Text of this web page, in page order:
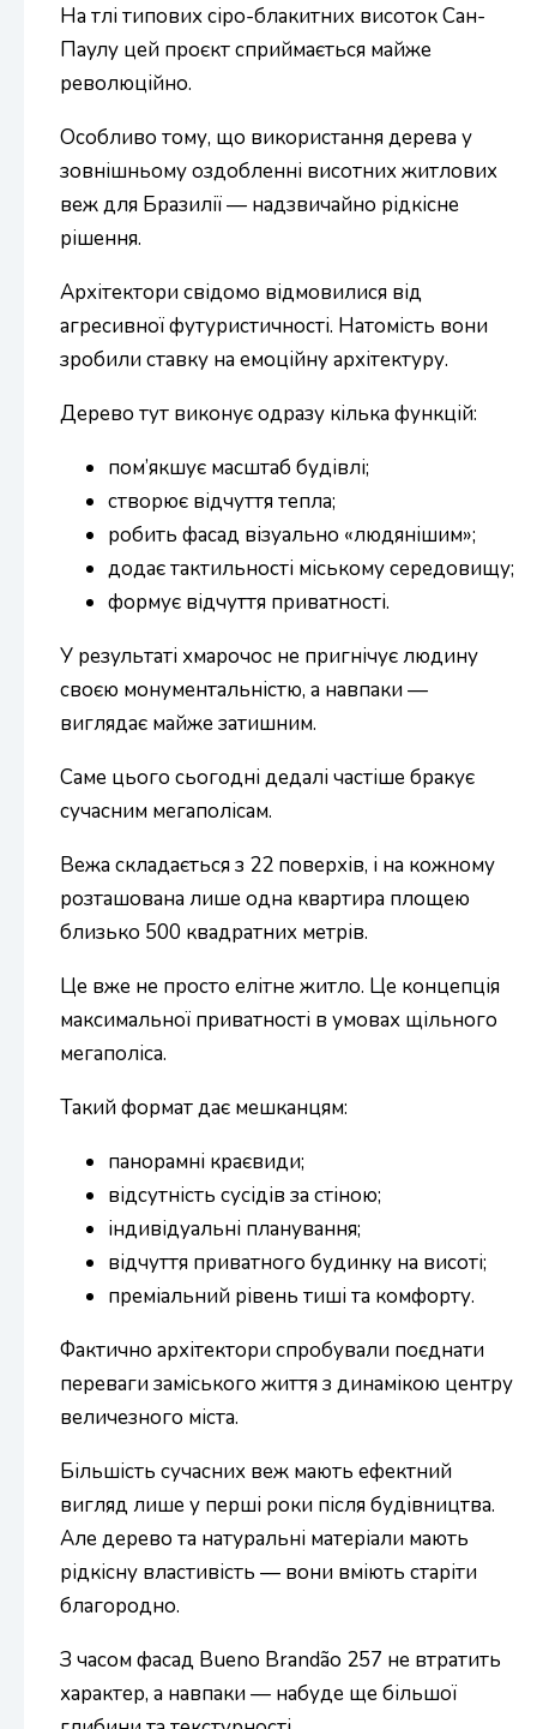
На тлі типових сіро-блакитних висоток Сан-
Паулу цей проєкт сприймається майже
революційно.
Особливо тому, що використання дерева у
зовнішньому оздобленні висотних житлових
веж для Бразилії — надзвичайно рідкісне
рішення.
Архітектори свідомо відмовилися від
агресивної футуристичності. Натомість вони
зробили ставку на емоційну архітектуру.
Дерево тут виконує одразу кілька функцій:
пом’якшує масштаб будівлі;
створює відчуття тепла;
робить фасад візуально «людянішим»;
додає тактильності міському середовищу;
формує відчуття приватності.
У результаті хмарочос не пригнічує людину
своєю монументальністю, а навпаки —
виглядає майже затишним.
Саме цього сьогодні дедалі частіше бракує
сучасним мегаполісам.
Вежа складається з 22 поверхів, і на кожному
розташована лише одна квартира площею
близько 500 квадратних метрів.
Це вже не просто елітне житло. Це концепція
максимальної приватності в умовах щільного
мегаполіса.
Такий формат дає мешканцям:
панорамні краєвиди;
відсутність сусідів за стіною;
індивідуальні планування;
відчуття приватного будинку на висоті;
преміальний рівень тиші та комфорту.
Фактично архітектори спробували поєднати
переваги заміського життя з динамікою центру
величезного міста.
Більшість сучасних веж мають ефектний
вигляд лише у перші роки після будівництва.
Але дерево та натуральні матеріали мають
рідкісну властивість — вони вміють старіти
благородно.
З часом фасад Bueno Brandão 257 не втратить
характер, а навпаки — набуде ще більшої